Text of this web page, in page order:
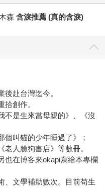
森 含淚推薦 (真的含淚)
赴台灣迄今。
創作。
不是生來當母親的》、《沒
叫貓的少年睡過了》；
人臉狗書店》等數冊。
也在博客來okapi寫繪本專欄
、文學補助數次。目前苟生